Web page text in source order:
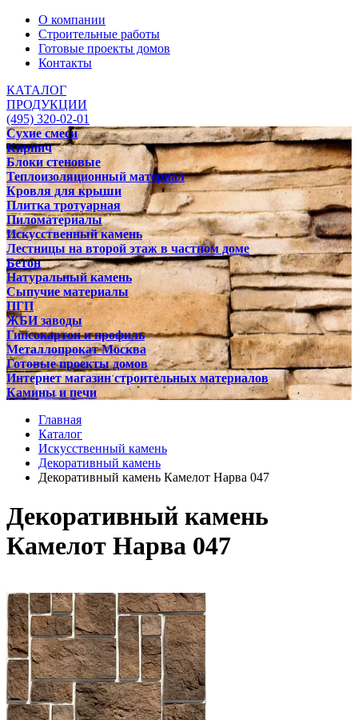
О компании
Строительные работы
Готовые проекты домов
Контакты
КАТАЛОГ
ПРОДУКЦИИ
(495) 320-02-01
Сухие смеси
Кирпич
Блоки стеновые
Теплоизоляционный материал
Кровля для крыши
Плитка тротуарная
Пиломатериалы
Искусственный камень
Лестницы на второй этаж в частном доме
Бетон
Натуральный камень
Сыпучие материалы
ПГП
ЖБИ заводы
Гипсокартон и профиль
Металлопрокат Москва
Готовые проекты домов
Интернет магазин строительных материалов
Камины и печи
Главная
Каталог
Искусственный камень
Декоративный камень
Декоративный камень Камелот Нарва 047
Декоративный камень
Камелот Нарва 047